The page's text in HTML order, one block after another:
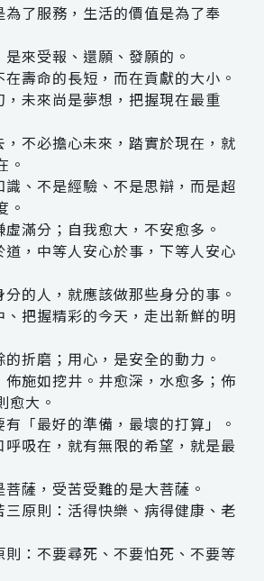
了服務，生活的價值是為了奉
來受報、還願、發願的。
壽命的長短，而在貢獻的大小。
未來尚是夢想，把握現在最重
不必擔心未來，踏實於現在，就
。
、不是經驗、不是思辯，而是超
。
滿分；自我愈大，不安愈多。
，中等人安心於事，下等人安心
的人，就應該做那些身分的事。
把握精彩的今天，走出新鮮的明
折磨；用心，是安全的動力。
施如挖井。井愈深，水愈多；佈
愈大。
「最好的準備，最壞的打算」。
吸在，就有無限的希望，就是最
薩，受苦受難的是大菩薩。
原則：活得快樂、病得健康、老
：不要尋死、不要怕死、不要等